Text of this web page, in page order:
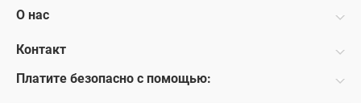
О нас
Контакт
Платите безопасно с помощью: